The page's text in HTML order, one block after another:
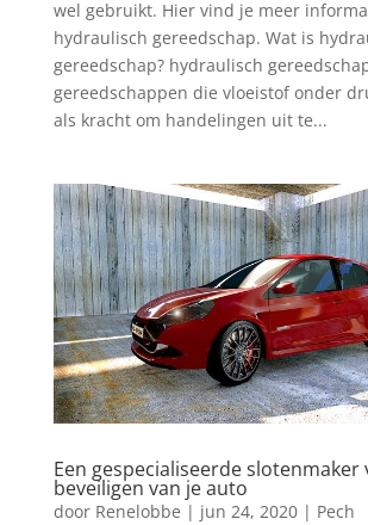
wel gebruikt. Hier vind je meer
hydraulisch gereedschap. Wat is
gereedschap? hydraulisch
gereedschappen die vloeistof onder
als kracht om handelingen uit te...
Een gespecialiseerde
beveiligen van je auto
door Renelobbe | jun 24, 2020| Pech